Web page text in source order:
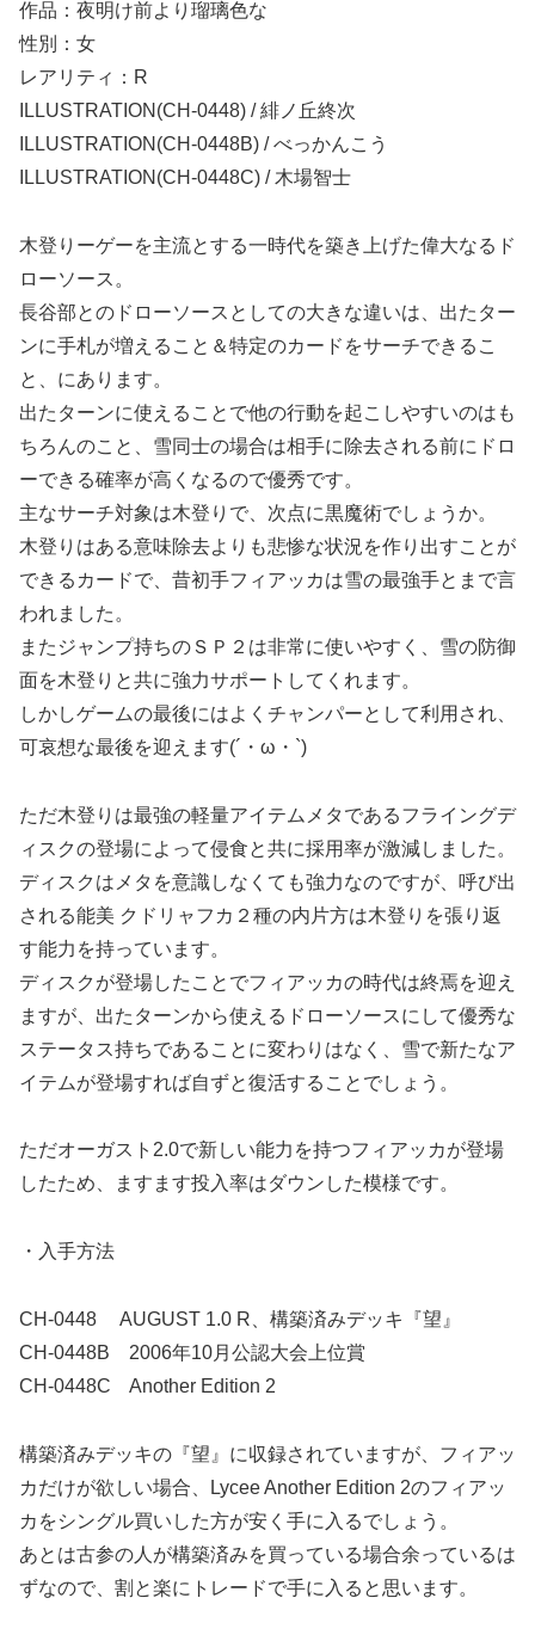
作品：夜明け前より瑠璃色な
性別：女
レアリティ：R
ILLUSTRATION(CH-0448) / 緋ノ丘終次
ILLUSTRATION(CH-0448B) / べっかんこう
ILLUSTRATION(CH-0448C) / 木場智士
木登りーゲーを主流とする一時代を築き上げた偉大なるド
ローソース。
長谷部とのドローソースとしての大きな違いは、出たター
ンに手札が増えること＆特定のカードをサーチできるこ
と、にあります。
出たターンに使えることで他の行動を起こしやすいのはも
ちろんのこと、雪同士の場合は相手に除去される前にドロ
ーできる確率が高くなるので優秀です。
主なサーチ対象は木登りで、次点に黒魔術でしょうか。
木登りはある意味除去よりも悲惨な状況を作り出すことが
できるカードで、昔初手フィアッカは雪の最強手とまで言
われました。
またジャンプ持ちのＳＰ２は非常に使いやすく、雪の防御
面を木登りと共に強力サポートしてくれます。
しかしゲームの最後にはよくチャンパーとして利用され、
可哀想な最後を迎えます(´・ω・`)
ただ木登りは最強の軽量アイテムメタであるフライングデ
ィスクの登場によって侵食と共に採用率が激減しました。
ディスクはメタを意識しなくても強力なのですが、呼び出
される能美 クドリャフカ２種の内片方は木登りを張り返
す能力を持っています。
ディスクが登場したことでフィアッカの時代は終焉を迎え
ますが、出たターンから使えるドローソースにして優秀な
ステータス持ちであることに変わりはなく、雪で新たなア
イテムが登場すれば自ずと復活することでしょう。
ただオーガスト2.0で新しい能力を持つフィアッカが登場
したため、ますます投入率はダウンした模様です。
・入手方法
CH-0448 AUGUST 1.0 R、構築済みデッキ『望』
CH-0448B 2006年10月公認大会上位賞
CH-0448C Another Edition 2
構築済みデッキの『望』に収録されていますが、フィアッ
カだけが欲しい場合、Lycee Another Edition 2のフィアッ
カをシングル買いした方が安く手に入るでしょう。
あとは古参の人が構築済みを買っている場合余っているは
ずなので、割と楽にトレードで手に入ると思います。